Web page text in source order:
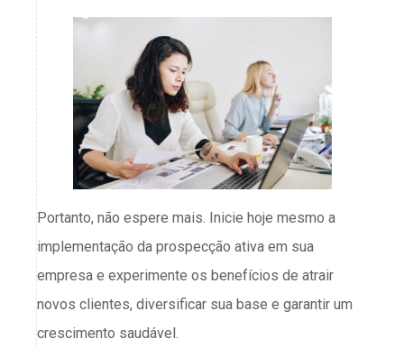
Portanto, não espere mais. Inicie hoje mesmo a
implementação da prospecção ativa em sua
empresa e experimente os benefícios de atrair
novos clientes, diversificar sua base e garantir um
crescimento saudável.